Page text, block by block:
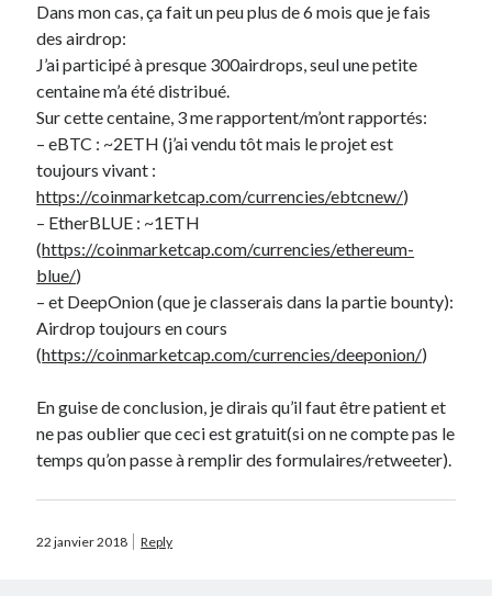
Dans mon cas, ça fait un peu plus de 6 mois que je fais
des airdrop:
J’ai participé à presque 300airdrops, seul une petite
centaine m’a été distribué.
Sur cette centaine, 3 me rapportent/m’ont rapportés:
– eBTC : ~2ETH (j’ai vendu tôt mais le projet est
toujours vivant :
https://coinmarketcap.com/currencies/ebtcnew/)
– EtherBLUE : ~1ETH
(https://coinmarketcap.com/currencies/ethereum-
blue/)
– et DeepOnion (que je classerais dans la partie bounty):
Airdrop toujours en cours
(https://coinmarketcap.com/currencies/deeponion/)
En guise de conclusion, je dirais qu’il faut être patient et
ne pas oublier que ceci est gratuit(si on ne compte pas le
temps qu’on passe à remplir des formulaires/retweeter).
22 janvier 2018 Reply